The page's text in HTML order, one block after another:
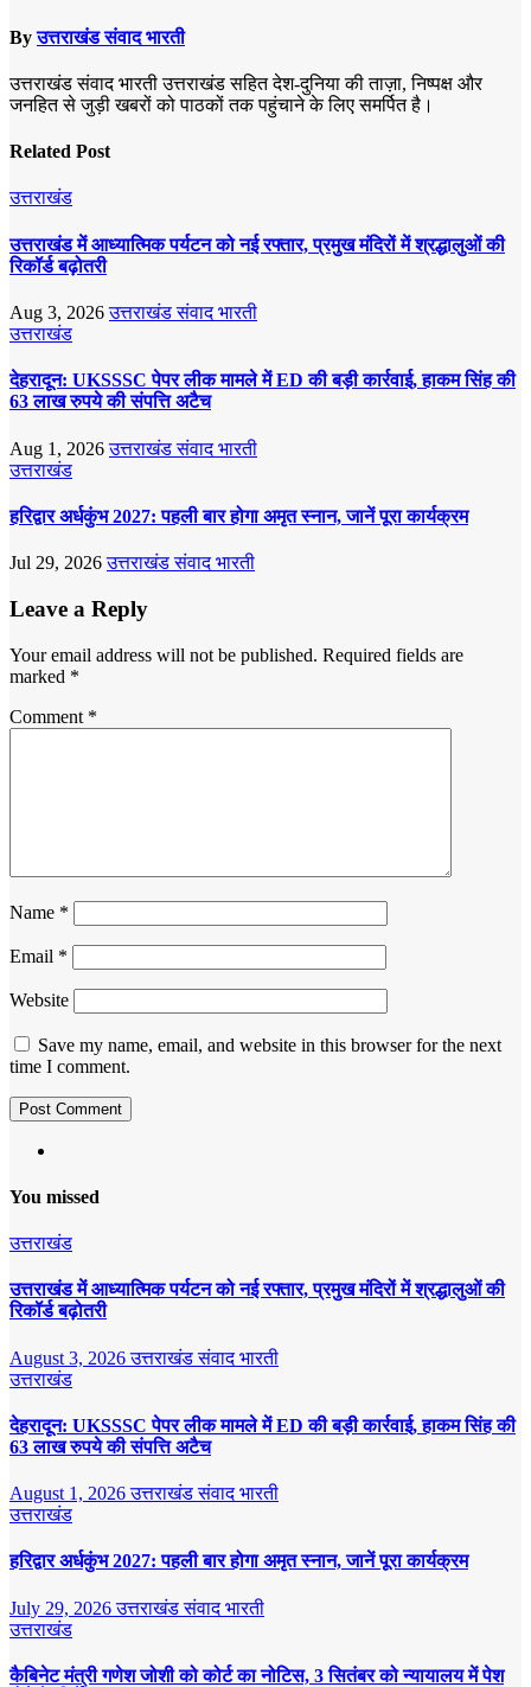
Byउत्तराखंड संवाद भारती
उत्तराखंड संवाद भारती उत्तराखंड सहित देश-दुनिया की ताज़ा, निष्पक्ष और
जनहित से जुड़ी खबरों को पाठकों तक पहुंचाने के लिए समर्पित है।
Related Post
उत्तराखंड
उत्तराखंड में आध्यात्मिक पर्यटन को नई रफ्तार, प्रमुख मंदिरों में श्रद्धालुओं की
रिकॉर्ड बढ़ोतरी
Aug 3, 2026उत्तराखंड संवाद भारती
उत्तराखंड
देहरादून: UKSSSC पेपर लीक मामले में ED की बड़ी कार्रवाई, हाकम सिंह की
63 लाख रुपये की संपत्ति अटैच
Aug 1, 2026उत्तराखंड संवाद भारती
उत्तराखंड
हरिद्वार अर्धकुंभ 2027: पहली बार होगा अमृत स्नान, जानें पूरा कार्यक्रम
Jul 29, 2026उत्तराखंड संवाद भारती
Leave a Reply
Your email address will not be published. Required fields are
marked *
Comment *
Name *
Email *
Website
Save my name, email, and website in this browser for the next
time I comment.
You missed
उत्तराखंड
उत्तराखंड में आध्यात्मिक पर्यटन को नई रफ्तार, प्रमुख मंदिरों में श्रद्धालुओं की
रिकॉर्ड बढ़ोतरी
August 3, 2026उत्तराखंड संवाद भारती
उत्तराखंड
देहरादून: UKSSSC पेपर लीक मामले में ED की बड़ी कार्रवाई, हाकम सिंह की
63 लाख रुपये की संपत्ति अटैच
August 1, 2026उत्तराखंड संवाद भारती
उत्तराखंड
हरिद्वार अर्धकुंभ 2027: पहली बार होगा अमृत स्नान, जानें पूरा कार्यक्रम
July 29, 2026उत्तराखंड संवाद भारती
उत्तराखंड
कैबिनेट मंत्री गणेश जोशी को कोर्ट का नोटिस, 3 सितंबर को न्यायालय में पेश